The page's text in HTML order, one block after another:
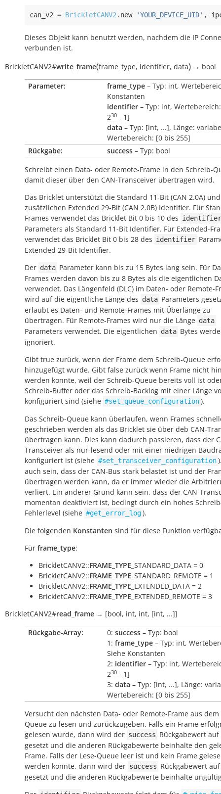
can_v2 = BrickletCANV2 . new 'YOUR_DEVICE_UID' ,
Dieses Objekt kann benutzt werden, nachdem die IP
verbunden ist.
BrickletCANV2#write_frame(frame_type, identifier, data) → bool
Parameter: frame_type – Typ: int,
Konstanten
identifier – Typ: int,
230 - 1]
data – Typ: [int, ...], Länge:
Wertebereich: [0 bis 255]
Rückgabe:
success – Typ: bool
Schreibt einen Data- oder Remote-Frame in den Schreib-
damit dieser über den CAN-Transceiver übertragen wird.
Das Bricklet unterstützt die Standard 11-Bit (CAN 2.0A)
zusätzlichen Extended 29-Bit (CAN 2.0B) Identifier. Für
Frames verwendet das Bricklet Bit 0 bis 10 des identifier
Parameters als Standard 11-Bit Identifier. Für Extended-
verwendet das Bricklet Bit 0 bis 28 des identifier
Extended 29-Bit Identifier.
Der data Parameter kann bis zu 15 Bytes lang sein. Für
Frames werden davon bis zu 8 Bytes als die eigentlichen
verwendet. Das Längenfeld (DLC) im Daten- oder Remote-
wird auf die eigentliche Länge des data Parameters
erlaubt es Daten- und Remote-Frames mit Überlänge zu
übertragen. Für Remote-Frames wird nur die Länge data
Parameters verwendet. Die eigentlichen data Bytes
ignoriert.
Gibt true zurück, wenn der Frame dem Schreib-Queue
hinzugefügt wurde. Gibt false zurück wenn Frame nicht
werden konnte, weil der Schreib-Queue bereits voll ist
Schreib-Buffer oder das Schreib-Backlog mit einer Länge
konfiguriert sind (siehe #set_queue_configuration).
Das Schreib-Queue kann überlaufen, wenn Frames
geschrieben werden als das Bricklet sie über deb CAN-
übertragen kann. Dies kann dadurch passieren, dass der
Transceiver als nur-lesend oder mit einer niedrigen
konfiguriert ist (siehe #set_transceiver_configuration
auch sein, dass der CAN-Bus stark belastet ist und der
übertragen werden kann, da er immer wieder die
verliert. Ein anderer Grund kann sein, dass der CAN-
momentan deaktiviert ist, bedingt durch ein hohes
Fehlerlevel (siehe #get_error_log).
Die folgenden Konstanten sind für diese Funktion
Für frame_type:
BrickletCANV2::FRAME_TYPE _STANDARD_DATA = 0
BrickletCANV2::FRAME_TYPE _STANDARD_REMOTE = 1
BrickletCANV2::FRAME_TYPE _EXTENDED_DATA = 2
BrickletCANV2::FRAME_TYPE _EXTENDED_REMOTE = 3
BrickletCANV2#read_frame → [bool, int, int, [int, ...]]
Rückgabe-Array:
0: success – Typ: bool
1: frame_type – Typ: int,
Siehe Konstanten
2: identifier – Typ: int,
230 - 1]
3: data – Typ: [int, ...], Länge:
Wertebereich: [0 bis 255]
Versucht den nächsten Data- oder Remote-Frame aus dem
Queue zu lesen und zurückzugeben. Falls ein Frame
gelesen wurde, dann wird der success Rückgabewert auf
gesetzt und die anderen Rückgabewerte beinhalte den
Frame. Falls der Lese-Queue leer ist und kein Frame
werden konnte, dann wird der success Rückgabewert
gesetzt und die anderen Rückgabewerte beinhalte